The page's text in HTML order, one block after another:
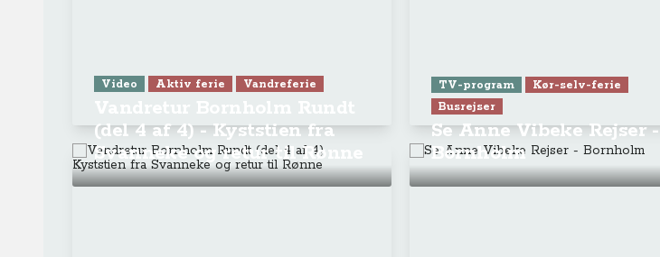
Video Aktiv ferie Vandreferie
(del 4 af 4) - Kyststien fra
Svanneke og retur til Rønne
TV-program
Kør-selv-ferie
Busrejser
Se Anne Vibeke Rejser -
Bornholm